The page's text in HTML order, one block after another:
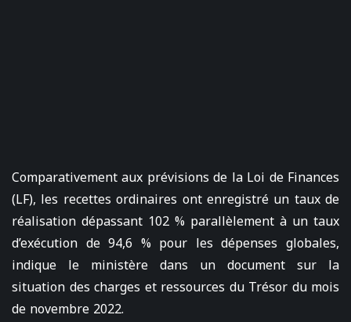
Comparativement aux prévisions de la Loi de Finances
(LF), les recettes ordinaires ont enregistré un taux de
réalisation dépassant 102 % parallèlement à un taux
d’exécution de 94,6 % pour les dépenses globales,
indique le ministère dans un document sur la
situation des charges et ressources du Trésor du mois
de novembre 2022.